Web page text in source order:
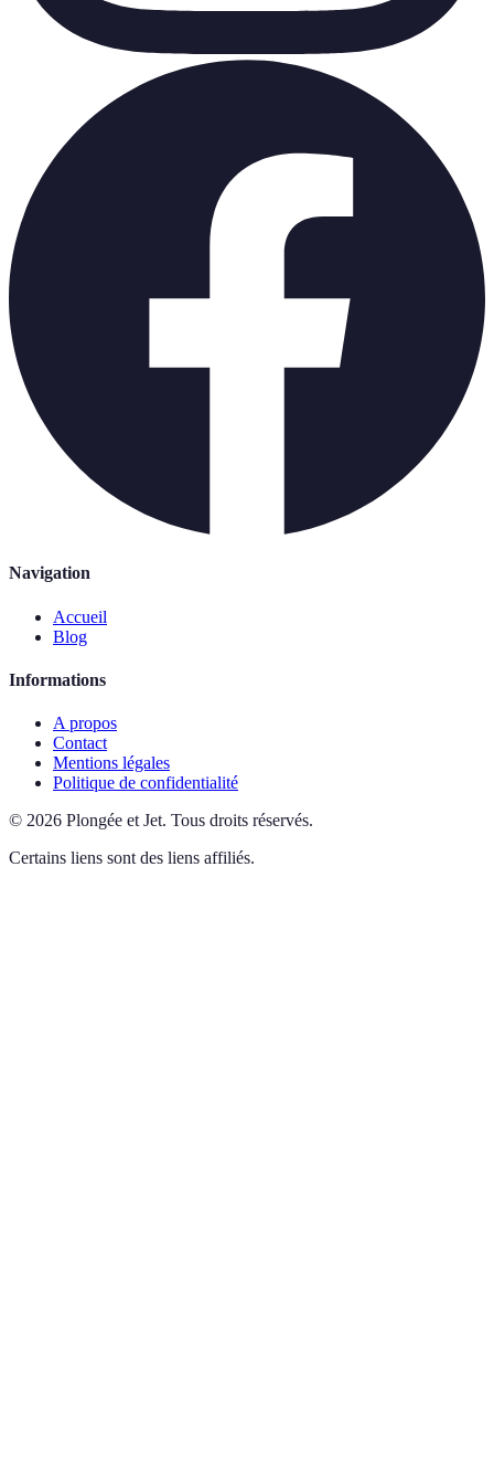
Navigation
Accueil
Blog
Informations
A propos
Contact
Mentions légales
Politique de confidentialité
© 2026 Plongée et Jet. Tous droits réservés.
Certains liens sont des liens affiliés.